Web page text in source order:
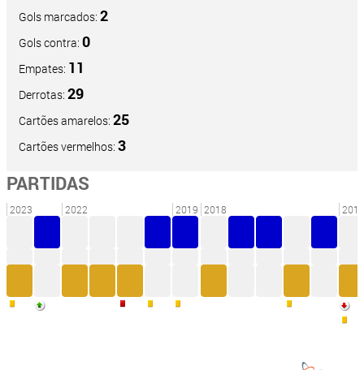
Gols marcados: 2
Gols contra: 0
Empates: 11
Derrotas: 29
Cartões amarelos: 25
Cartões vermelhos: 3
PARTIDAS
2023 2022 2019 2018 2017